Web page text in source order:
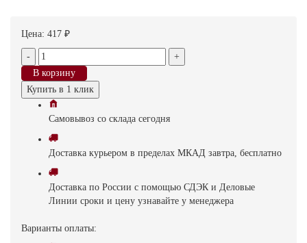
Цена: 417 ₽
-
+
В корзину
Купить в 1 клик
Самовывоз со склада cегодня
Доставка курьером в пределах МКАД завтра, бесплатно
Доставка по России с помощью СДЭК и Деловые
Линии сроки и цену узнавайте у менеджера
Варианты оплаты: